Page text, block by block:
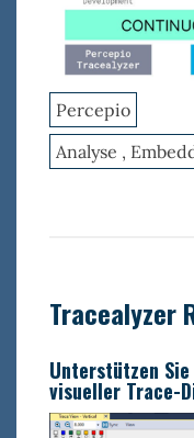
Percepio
Analyse ,
Tracealyzer
Unterstützen
visueller Trace-